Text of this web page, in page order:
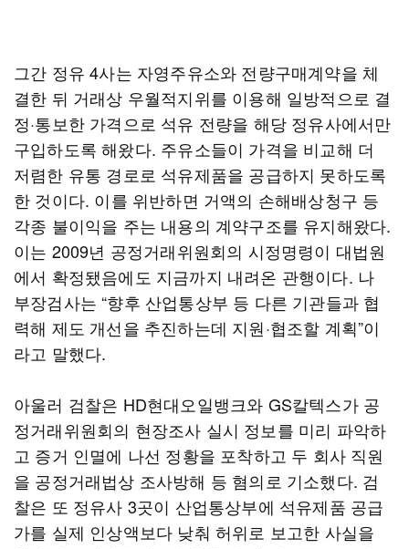
그간 정유 4사는 자영주유소와 전량구매계약을 체
결한 뒤 거래상 우월적지위를 이용해 일방적으로 결
정·통보한 가격으로 석유 전량을 해당 정유사에서만
구입하도록 해왔다. 주유소들이 가격을 비교해 더
저렴한 유통 경로로 석유제품을 공급하지 못하도록
한 것이다. 이를 위반하면 거액의 손해배상청구 등
각종 불이익을 주는 내용의 계약구조를 유지해왔다.
이는 2009년 공정거래위원회의 시정명령이 대법원
에서 확정됐음에도 지금까지 내려온 관행이다. 나
부장검사는 “향후 산업통상부 등 다른 기관들과 협
력해 제도 개선을 추진하는데 지원·협조할 계획”이
라고 말했다.
아울러 검찰은 HD현대오일뱅크와 GS칼텍스가 공
정거래위원회의 현장조사 실시 정보를 미리 파악하
고 증거 인멸에 나선 정황을 포착하고 두 회사 직원
을 공정거래법상 조사방해 등 혐의로 기소했다. 검
찰은 또 정유사 3곳이 산업통상부에 석유제품 공급
가를 실제 인상액보다 낮춰 허위로 보고한 사실을